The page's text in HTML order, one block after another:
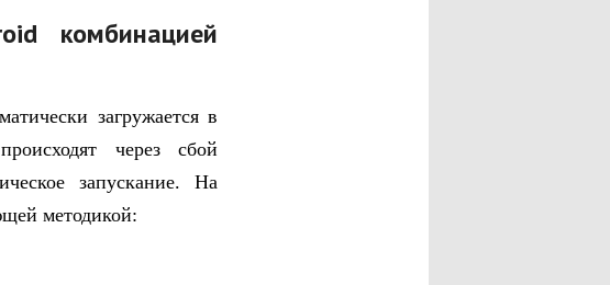
комбинацией
загружается в
через сбой
запускание. На
методикой: